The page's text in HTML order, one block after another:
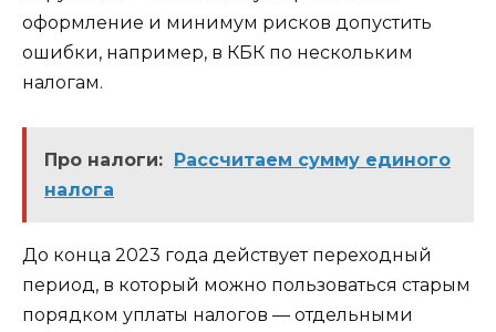
оформление и минимум рисков допустить
ошибки, например, в КБК по нескольким
налогам.
Про налоги: Рассчитаем сумму единого
налога
До конца 2023 года действует переходный
период, в который можно пользоваться старым
порядком уплаты налогов — отдельными